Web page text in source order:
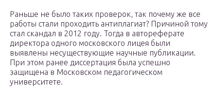
Раньше не было таких проверок, так почему же все
работы стали проходить антиплагиат? Причиной тому
стал скандал в 2012 году. Тогда в автореферате
директора одного московского лицея были
выявлены несуществующие научные публикации.
При этом ранее диссертация была успешно
защищена в Московском педагогическом
университете.